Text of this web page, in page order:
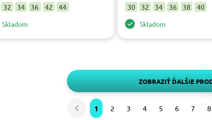
32 34 36 42
44
Skladom
30 32 34 36 38
40
Skladom
ZOBRAZIŤ ĎALŠIE
Predchádzajúca
1 2 3 4 5 6 7 8